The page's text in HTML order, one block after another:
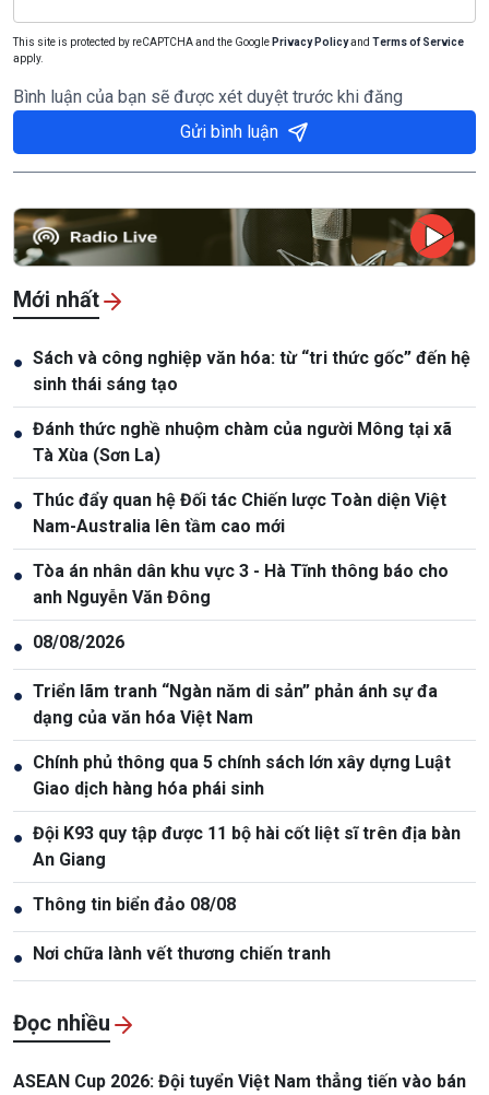
This site is protected by reCAPTCHA and the Google Privacy Policyand Terms of Service
apply.
Bình luận của bạn sẽ được xét duyệt trước khi đăng
Gửi bình luận
Mới nhất
● Sách và công nghiệp văn hóa: từ “tri thức gốc” đến hệ
sinh thái sáng tạo
● Đánh thức nghề nhuộm chàm của người Mông tại xã
Tà Xùa (Sơn La)
● Thúc đẩy quan hệ Đối tác Chiến lược Toàn diện Việt
Nam-Australia lên tầm cao mới
● Tòa án nhân dân khu vực 3 - Hà Tĩnh thông báo cho
anh Nguyễn Văn Đông
● 08/08/2026
● Triển lãm tranh “Ngàn năm di sản” phản ánh sự đa
dạng của văn hóa Việt Nam
● Chính phủ thông qua 5 chính sách lớn xây dựng Luật
Giao dịch hàng hóa phái sinh
● Đội K93 quy tập được 11 bộ hài cốt liệt sĩ trên địa bàn
An Giang
● Thông tin biển đảo 08/08
● Nơi chữa lành vết thương chiến tranh
Đọc nhiều
ASEAN Cup 2026: Đội tuyển Việt Nam thẳng tiến vào bán